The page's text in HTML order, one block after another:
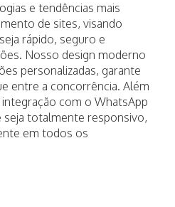
e tendências mais
de sites, visando
rápido, seguro e
Nosso design moderno
personalizadas, garante
entre a concorrência. Além
com o WhatsApp
seja totalmente responsivo,
em todos os